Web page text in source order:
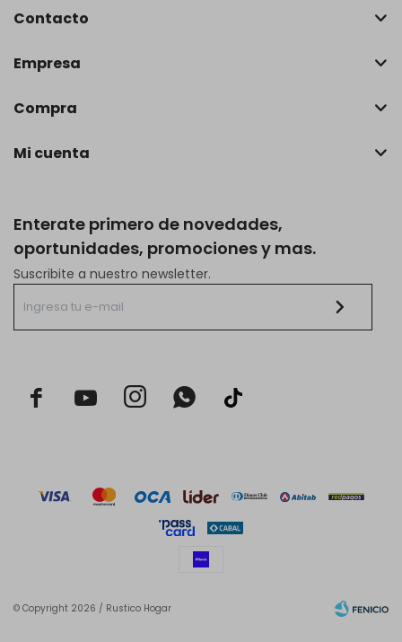
Enterate primero de novedades,
oportunidades, promociones y mas.
Suscribite a nuestro newsletter.
  
Contacto
Empresa
Compra
Mi cuenta
© Copyright 2026 / Rustico Hogar